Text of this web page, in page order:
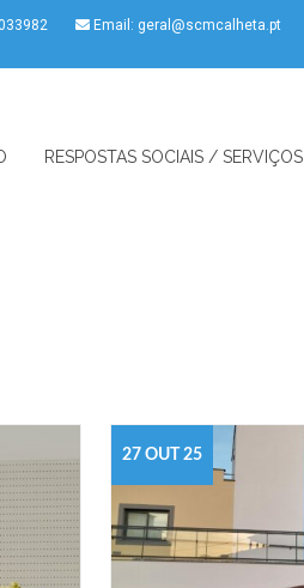
Email: geral@scmcalheta.pt
RESPOSTAS SOCIAIS / SERVIÇOS
27 OUT 25